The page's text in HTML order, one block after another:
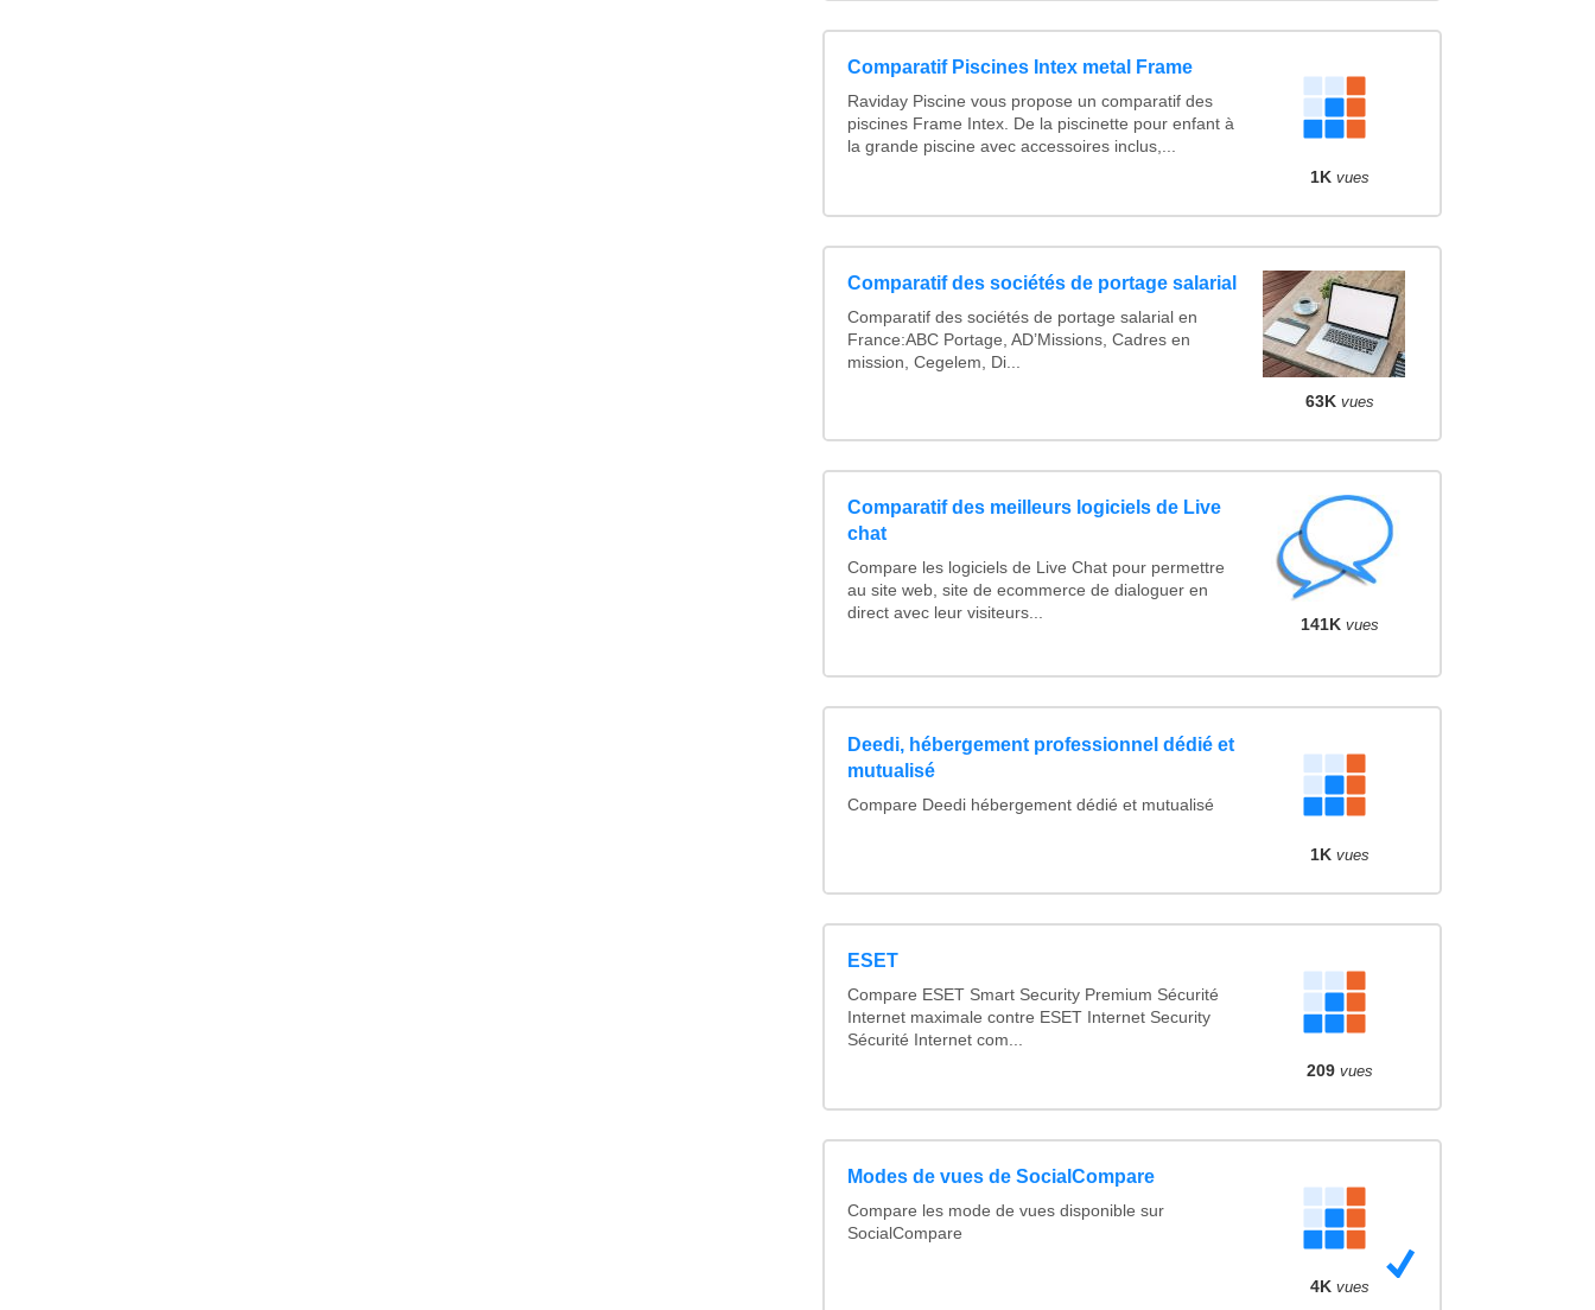
Comparatif Piscines Intex metal Frame
Raviday Piscine vous propose un comparatif des
piscines Frame Intex. De la piscinette pour enfant à
la grande piscine avec accessoires inclus,...
1K vues
Comparatif des sociétés de portage salarial
Comparatif des sociétés de portage salarial en
France:ABC Portage, AD’Missions, Cadres en
mission, Cegelem, Di...
63K vues
Comparatif des meilleurs logiciels de Live
chat
Compare les logiciels de Live Chat pour permettre
au site web, site de ecommerce de dialoguer en
direct avec leur visiteurs...
141K vues
Deedi, hébergement professionnel dédié et
mutualisé
Compare Deedi hébergement dédié et mutualisé
1K vues
ESET
Compare ESET Smart Security Premium Sécurité
Internet maximale contre ESET Internet Security
Sécurité Internet com...
209 vues
Modes de vues de SocialCompare
Compare les mode de vues disponible sur
SocialCompare
4K vues